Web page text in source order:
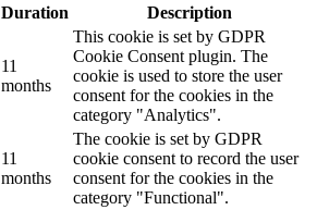
Duration Description
11
months
This cookie is set by GDPR
Cookie Consent plugin. The
cookie is used to store the user
consent for the cookies in the
category "Analytics".
11
months
The cookie is set by GDPR
cookie consent to record the user
consent for the cookies in the
category "Functional".